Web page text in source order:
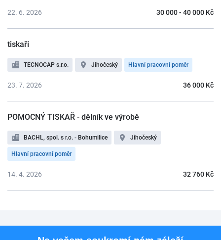
30 000 - 40 000 Kč
22. 6. 2026
tiskaři
TECNOCAP s.r.o. Jihočeský Hlavní pracovní poměr
36 000 Kč
23. 7. 2026
POMOCNÝ TISKAŘ - dělník ve výrobě
BACHL, spol. s r.o. - Bohumilice Jihočeský
Hlavní pracovní poměr
32 760 Kč
14. 4. 2026
Pro uchazeče